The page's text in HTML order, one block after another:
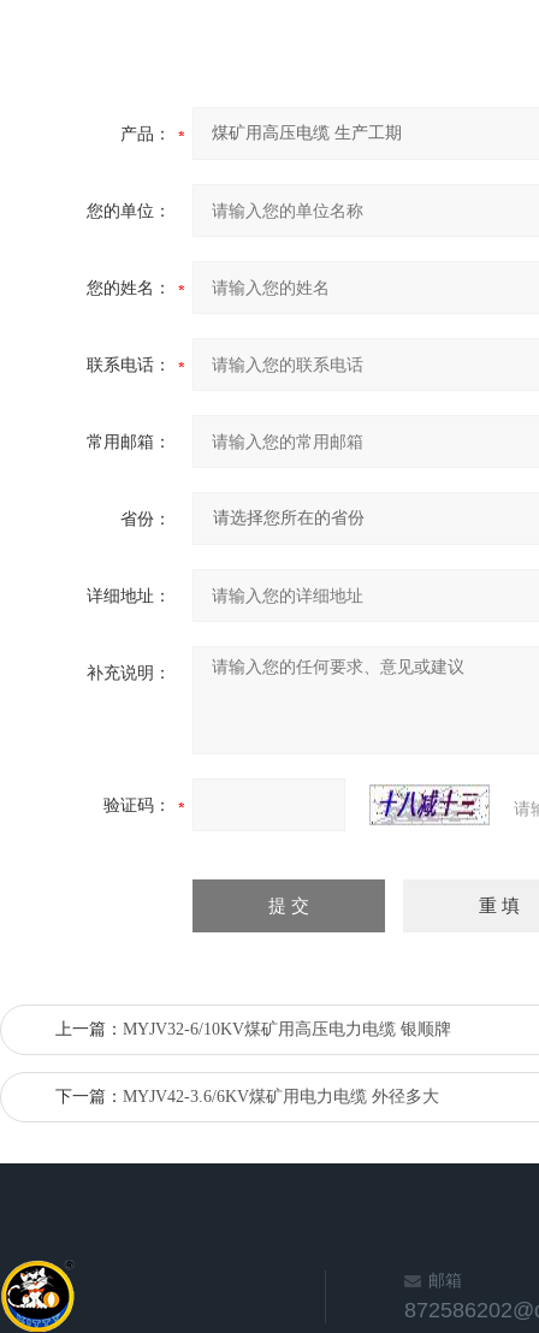
产品：
您的单位：
您的姓名：
联系电话：
常用邮箱：
省份：
详细地址：
补充说明：
验证码： 请
上一篇： MYJV32-6/10KV煤矿用高压电力电缆 银顺牌
下一篇： MYJV42-3.6/6KV煤矿用电力电缆 外径多大
邮箱